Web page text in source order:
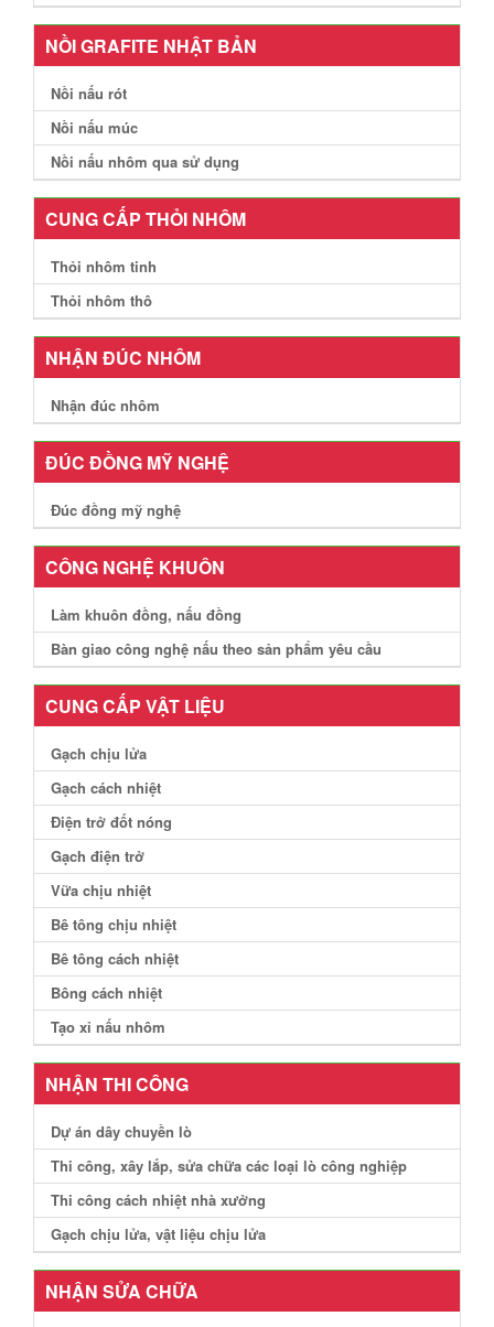
NỒI GRAFITE NHẬT BẢN
Nồi nấu rót
Nồi nấu múc
Nồi nấu nhôm qua sử dụng
CUNG CẤP THỎI NHÔM
Thỏi nhôm tinh
Thỏi nhôm thô
NHẬN ĐÚC NHÔM
Nhận đúc nhôm
ĐÚC ĐỒNG MỸ NGHỆ
Đúc đồng mỹ nghệ
CÔNG NGHỆ KHUÔN
Làm khuôn đồng, nấu đồng
Bàn giao công nghệ nấu theo sản phẩm yêu cầu
CUNG CẤP VẬT LIỆU
Gạch chịu lửa
Gạch cách nhiệt
Điện trở đốt nóng
Gạch điện trở
Vữa chịu nhiệt
Bê tông chịu nhiệt
Bê tông cách nhiệt
Bông cách nhiệt
Tạo xỉ nấu nhôm
NHẬN THI CÔNG
Dự án dây chuyền lò
Thi công, xây lắp, sửa chữa các loại lò công nghiệp
Thi công cách nhiệt nhà xưởng
Gạch chịu lửa, vật liệu chịu lửa
NHẬN SỬA CHỮA